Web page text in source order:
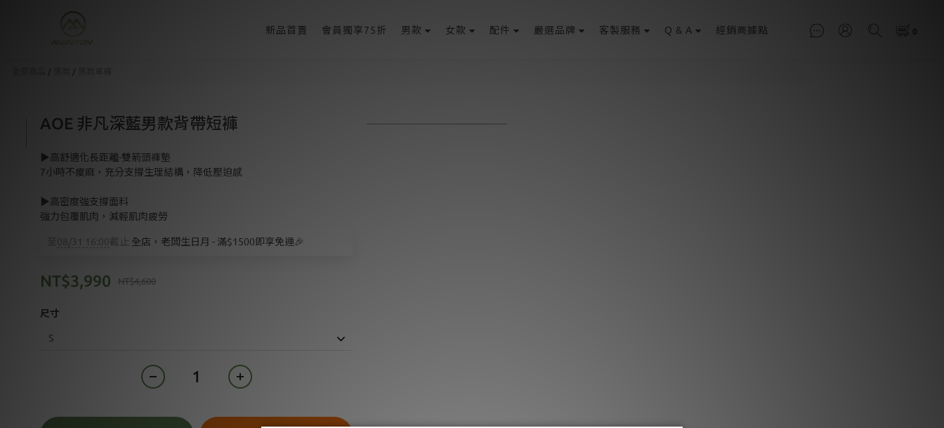
新品首賣 會員獨享75折 男款 女款 配件 嚴選品牌 客製服務 Q & A 經銷商據點
/ /
AOE 非凡深藍男款背帶短褲
▶️高舒適化長距離-雙箭頭褲墊
7小時不痠麻，充分支撐生理結構，降低壓迫感
▶️高密度強支撐面料
強力包覆肌肉，減輕肌肉疲勞
08/31 16:00截止 全店，老闆生日月 - 滿$1500即享免運🎉
NT$4,600
NT$3,990
尺寸